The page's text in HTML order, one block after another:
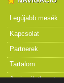
Legújabb mesék
Kapcsolat
Partnerek
Tartalom
Jogi nyilatkozat